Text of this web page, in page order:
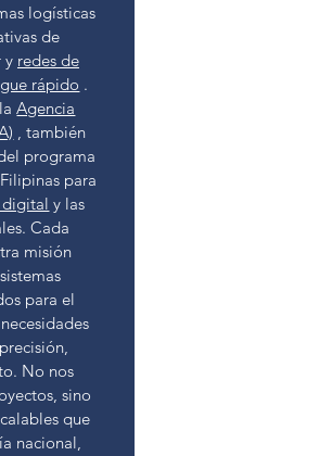
logísticas
de
y redes de
rápido .
laAgencia
, también
programa
para
digital y las
Cada
misión
para el
No nos
sino
que
nacional,